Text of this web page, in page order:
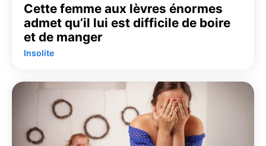
Cette femme aux lèvres énormes
admet qu’il lui est difficile de boire
et de manger
Insolite